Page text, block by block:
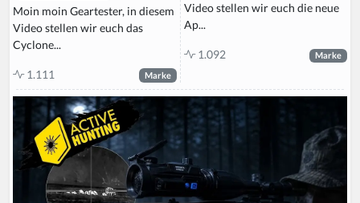
Moin moin Geartester, in diesem
Video stellen wir euch das
Cyclone...
1.111 Marke
Video stellen wir euch die neue
Ap...
1.092 Marke